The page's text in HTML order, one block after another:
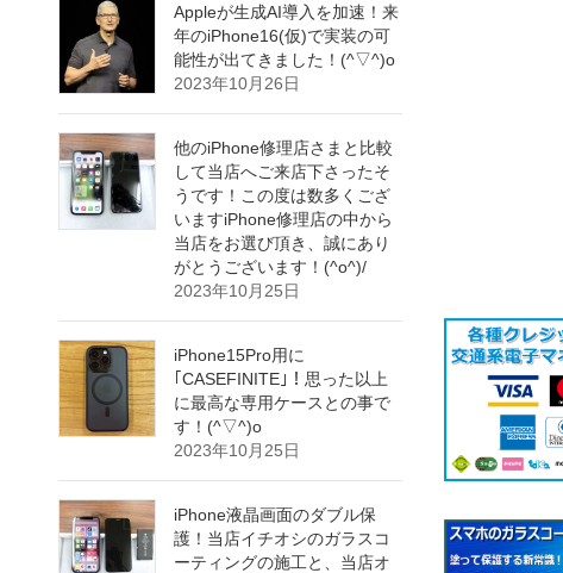
Appleが生成AI導入を加速！来
年のiPhone16(仮)で実装の可
能性が出てきました！(^▽^)o
2023年10月26日
他のiPhone修理店さまと比較
して当店へご来店下さったそ
うです！この度は数多くござ
いますiPhone修理店の中から
当店をお選び頂き、誠にあり
がとうございます！(^o^)/
2023年10月25日
iPhone15Pro用に
｢CASEFINITE｣！思った以上
に最高な専用ケースとの事で
す！(^▽^)o
2023年10月25日
iPhone液晶画面のダブル保
護！当店イチオシのガラスコ
ーティングの施工と、当店オ